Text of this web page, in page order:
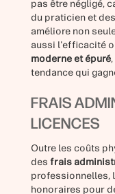
pas être négligé,
du praticien et
améliore non
aussi l'efficacité
moderne et épuré
tendance qui
FRAIS
LICENCES
Outre les coûts
des frais
professionnelles,
honoraires pour